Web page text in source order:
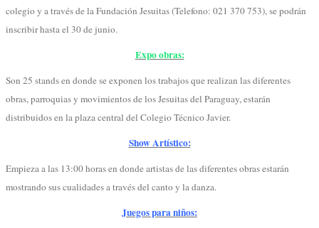
colegio y a través de la Fundación Jesuitas (Telefono: 021 370 753), se podrán
inscribir hasta el 30 de junio.
Expo obras:
Son 25 stands en donde se exponen los trabajos que realizan las diferentes
obras, parroquias y movimientos de los Jesuitas del Paraguay, estarán
distribuidos en la plaza central del Colegio Técnico Javier.
Show Artístico:
Empieza a las 13:00 horas en donde artistas de las diferentes obras estarán
mostrando sus cualidades a través del canto y la danza.
Juegos para niños: